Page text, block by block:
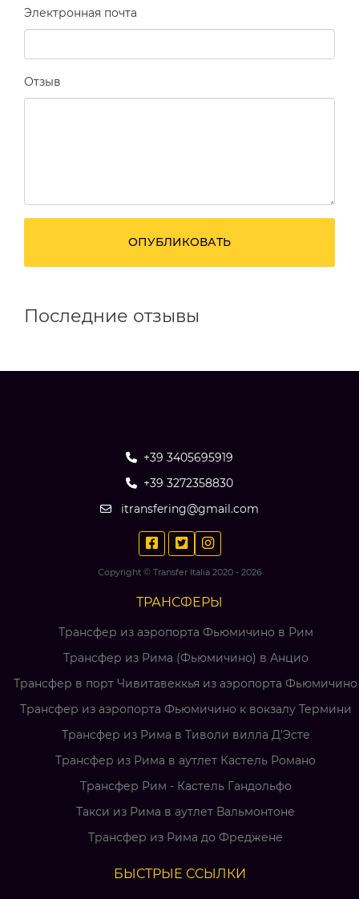
Электронная почта
Отзыв
ОПУБЛИКОВАТЬ
Последние отзывы
+39 3405695919
+39 3272358830
itransfering@gmail.com
Copyright © Transfer Italia 2020 - 2026
ТРАНСФЕРЫ
Трансфер из аэропорта Фьюмичино в Рим
Трансфер из Рима (Фьюмичино) в Анцио
Трансфер в порт Чивитавеккья из аэропорта Фьюмичино
Трансфер из аэропорта Фьюмичино к вокзалу Термини
Трансфер из Рима в Тиволи вилла Д'Эсте
Трансфер из Рима в аутлет Кастель Романо
Трансфер Рим - Кастель Гандольфо
Такси из Рима в аутлет Вальмонтоне
Трансфер из Рима до Фреджене
БЫСТРЫЕ ССЫЛКИ